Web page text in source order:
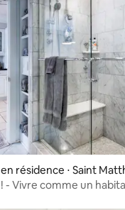
résidence ⋅ Saint
- Vivre comme un